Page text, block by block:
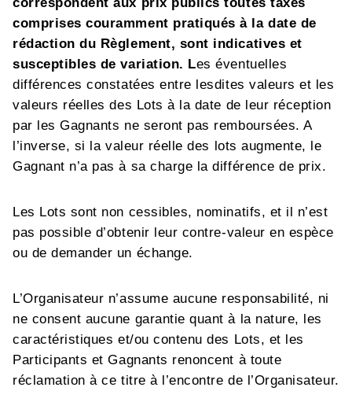
correspondent aux prix publics toutes taxes
comprises couramment pratiqués à la date de
rédaction du Règlement, sont indicatives et
susceptibles de variation. Les éventuelles
différences constatées entre lesdites valeurs et les
valeurs réelles des Lots à la date de leur réception
par les Gagnants ne seront pas remboursées. A
l’inverse, si la valeur réelle des lots augmente, le
Gagnant n’a pas à sa charge la différence de prix.
Les Lots sont non cessibles, nominatifs, et il n’est
pas possible d’obtenir leur contre-valeur en espèce
ou de demander un échange.
L’Organisateur n’assume aucune responsabilité, ni
ne consent aucune garantie quant à la nature, les
caractéristiques et/ou contenu des Lots, et les
Participants et Gagnants renoncent à toute
réclamation à ce titre à l’encontre de l’Organisateur.